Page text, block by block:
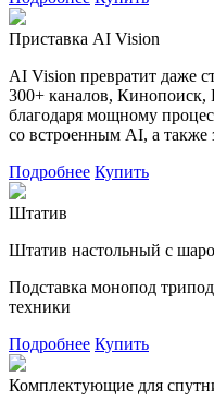
Приставка AI Vision
AI Vision превратит даже
300+ каналов, Кинопоиск,
благодаря мощному
со встроенным AI, а
Подробнее Купить
Штатив
Штатив настольный с
Подставка монопод
техники
Подробнее Купить
Комплектующие для